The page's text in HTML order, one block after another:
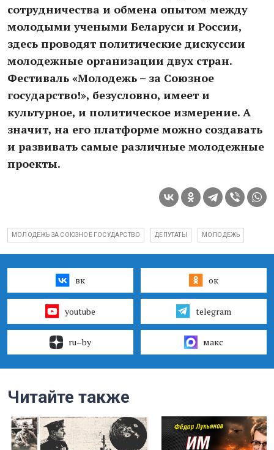
сотрудничества и обмена опытом между
молодыми учеными Беларуси и России,
здесь проводят политические дискуссии
молодежные организации двух стран.
Фестиваль «Молодежь – за Союзное
государство!», безусловно, имеет и
культурное, и политическое измерение. А
значит, на его платформе можно создавать
и развивать самые различные молодежные
проекты.
МОЛОДЕЖЬ ЗА СОЮЗНОЕ ГОСУДАРСТВО ДЕПУТАТЫ МОЛОДЕЖЬ
вк ок
youtube telegram
ru–by макс
Читайте также